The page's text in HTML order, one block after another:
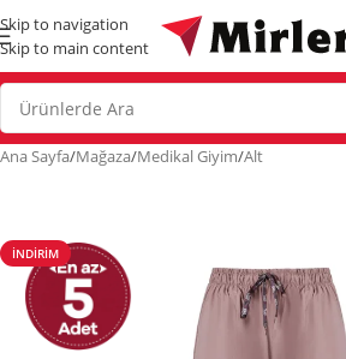
Skip to navigation
Skip to main content
Ana Sayfa/Mağaza/Medikal Giyim/Alt
İNDIRIM